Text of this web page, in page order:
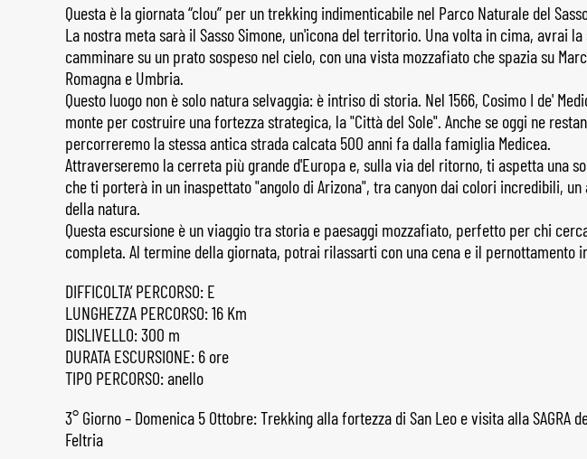
Questa è la giornata “clou” per un trekking indimenticabile nel Parco Naturale del
La nostra meta sarà il Sasso Simone, un'icona del territorio. Una volta in cima, avrai la
camminare su un prato sospeso nel cielo, con una vista mozzafiato che spazia su
Romagna e Umbria.
Questo luogo non è solo natura selvaggia: è intriso di storia. Nel 1566, Cosimo I de'
monte per costruire una fortezza strategica, la "Città del Sole". Anche se oggi ne
percorreremo la stessa antica strada calcata 500 anni fa dalla famiglia Medicea.
Attraverseremo la cerreta più grande d'Europa e, sulla via del ritorno, ti aspetta una
che ti porterà in un inaspettato "angolo di Arizona", tra canyon dai colori incredibili,
della natura.
Questa escursione è un viaggio tra storia e paesaggi mozzafiato, perfetto per chi
completa. Al termine della giornata, potrai rilassarti con una cena e il pernottamento
DIFFICOLTA’ PERCORSO: E
LUNGHEZZA PERCORSO: 16 Km
DISLIVELLO: 300 m
DURATA ESCURSIONE: 6 ore
TIPO PERCORSO: anello
3° Giorno – Domenica 5 Ottobre: Trekking alla fortezza di San Leo e visita alla SAGRA
Feltria